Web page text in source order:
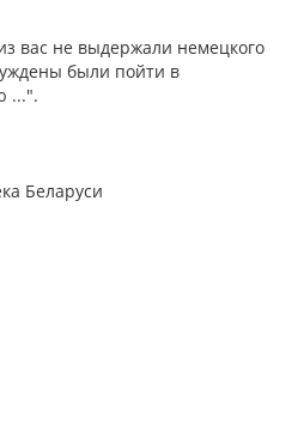
вас не выдержали немецкого
были пойти в
...".
Беларуси